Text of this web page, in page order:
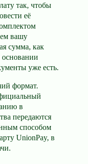
так, чтобы
её
вашу
сумма, как
основании
уже есть.
формат.
в
передаются
способом
UnionPay, в